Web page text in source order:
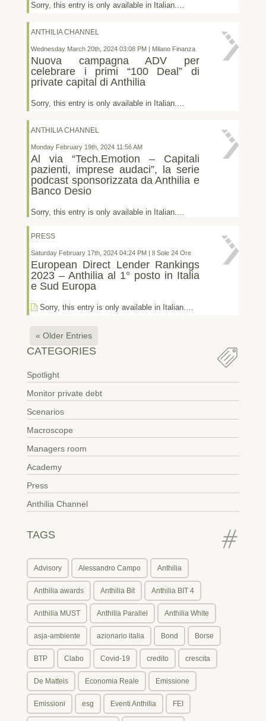
Sorry, this entry is only available in Italian.…
ANTHILIA CHANNEL
Wednesday March 20th, 2024 03:08 PM | Milano Finanza
Nuova campagna ADV per
celebrare i primi “100 Deal” di
private capital di Anthilia
Sorry, this entry is only available in Italian.…
ANTHILIA CHANNEL
Monday February 19th, 2024 11:56 AM
Al via “Tech.Emotion – Capitali
pazienti, imprese audaci”, la serie
podcast sponsorizzata da Anthilia e
Banco Desio
Sorry, this entry is only available in Italian.…
PRESS
Saturday February 17th, 2024 04:24 PM | Il Sole 24 Ore
European Direct Lender Rankings
2023 – Anthilia al 1° posto in Italia
e Sud Europa
Sorry, this entry is only available in Italian.…
« Older Entries
CATEGORIES
Spotlight
Monitor private debt
Scenarios
Macroscope
Managers room
Academy
Press
Anthilia Channel
TAGS
Advisory Alessandro Campo Anthilia
Anthilia awards Anthilia Bit Anthilia BIT 4
Anthilia MUST Anthilia Parallel Anthilia White
asja-ambiente azionario italia Bond Borse
BTP Clabo Covid-19 credito crescita
De Matteis Economia Reale Emissione
Emissioni esg Eventi Anthilia FEI